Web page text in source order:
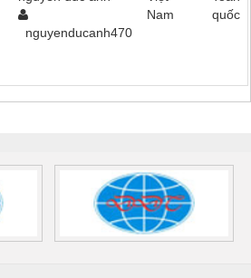
nguyenducanh470
Nam
quốc